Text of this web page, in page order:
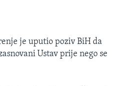
DRŽAVE
je uputio poziv BiH da
Ustav prije nego se